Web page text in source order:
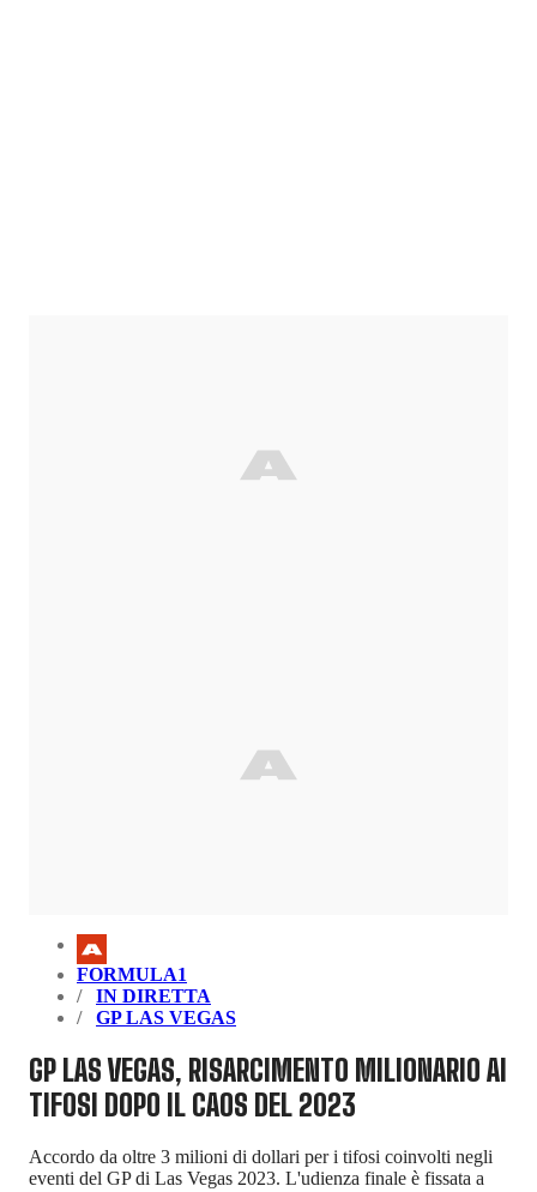
FORMULA1
IN DIRETTA
GP LAS VEGAS
GP LAS VEGAS, RISARCIMENTO MILIONARIO AI
TIFOSI DOPO IL CAOS DEL 2023
Accordo da oltre 3 milioni di dollari per i tifosi coinvolti negli
eventi del GP di Las Vegas 2023. L'udienza finale è fissata a